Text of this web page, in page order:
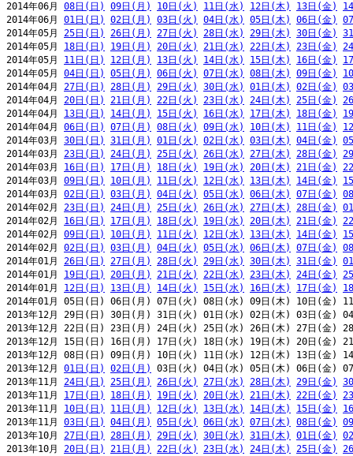
2014年06月 08日(日) 09日(月) 10日(火) 11日(水) 12日(木) 13日(金)
2014年06月 01日(日) 02日(月) 03日(火) 04日(水) 05日(木) 06日(金)
2014年05月 25日(日) 26日(月) 27日(火) 28日(水) 29日(木) 30日(金)
2014年05月 18日(日) 19日(月) 20日(火) 21日(水) 22日(木) 23日(金)
2014年05月 11日(日) 12日(月) 13日(火) 14日(水) 15日(木) 16日(金)
2014年05月 04日(日) 05日(月) 06日(火) 07日(水) 08日(木) 09日(金)
2014年04月 27日(日) 28日(月) 29日(火) 30日(水) 01日(木) 02日(金)
2014年04月 20日(日) 21日(月) 22日(火) 23日(水) 24日(木) 25日(金)
2014年04月 13日(日) 14日(月) 15日(火) 16日(水) 17日(木) 18日(金)
2014年04月 06日(日) 07日(月) 08日(火) 09日(水) 10日(木) 11日(金)
2014年03月 30日(日) 31日(月) 01日(火) 02日(水) 03日(木) 04日(金)
2014年03月 23日(日) 24日(月) 25日(火) 26日(水) 27日(木) 28日(金)
2014年03月 16日(日) 17日(月) 18日(火) 19日(水) 20日(木) 21日(金)
2014年03月 09日(日) 10日(月) 11日(火) 12日(水) 13日(木) 14日(金)
2014年03月 02日(日) 03日(月) 04日(火) 05日(水) 06日(木) 07日(金)
2014年02月 23日(日) 24日(月) 25日(火) 26日(水) 27日(木) 28日(金)
2014年02月 16日(日) 17日(月) 18日(火) 19日(水) 20日(木) 21日(金)
2014年02月 09日(日) 10日(月) 11日(火) 12日(水) 13日(木) 14日(金)
2014年02月 02日(日) 03日(月) 04日(火) 05日(水) 06日(木) 07日(金)
2014年01月 26日(日) 27日(月) 28日(火) 29日(水) 30日(木) 31日(金)
2014年01月 19日(日) 20日(月) 21日(火) 22日(水) 23日(木) 24日(金)
2014年01月 12日(日) 13日(月) 14日(火) 15日(水) 16日(木) 17日(金)
2014年01月 05日(日) 06日(月) 07日(火) 08日(水) 09日(木) 10日(金)
2013年12月 29日(日) 30日(月) 31日(火) 01日(水) 02日(木) 03日(金)
2013年12月 22日(日) 23日(月) 24日(火) 25日(水) 26日(木) 27日(金)
2013年12月 15日(日) 16日(月) 17日(火) 18日(水) 19日(木) 20日(金)
2013年12月 08日(日) 09日(月) 10日(火) 11日(水) 12日(木) 13日(金)
2013年12月 01日(日) 02日(月)
03日(火) 04日(水) 05日(木) 06日(金)
2013年11月 24日(日) 25日(月) 26日(火) 27日(水) 28日(木) 29日(金)
2013年11月 17日(日) 18日(月) 19日(火) 20日(水) 21日(木) 22日(金)
2013年11月 10日(日) 11日(月) 12日(火) 13日(水) 14日(木) 15日(金)
2013年11月 03日(日) 04日(月) 05日(火) 06日(水) 07日(木) 08日(金)
2013年10月 27日(日) 28日(月) 29日(火) 30日(水) 31日(木) 01日(金)
2013年10月 20日(日) 21日(月) 22日(火) 23日(水) 24日(木) 25日(金)